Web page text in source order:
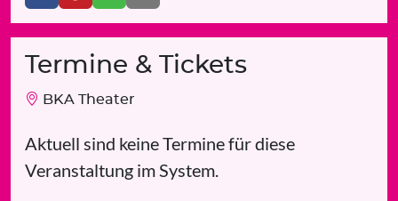
Termine & Tickets
BKA Theater
Aktuell sind keine Termine für diese
Veranstaltung im System.